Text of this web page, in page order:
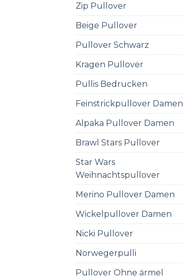
Zip Pullover
Beige Pullover
Pullover Schwarz
Kragen Pullover
Pullis Bedrucken
Feinstrickpullover Damen
Alpaka Pullover Damen
Brawl Stars Pullover
Star Wars
Weihnachtspullover
Merino Pullover Damen
Wickelpullover Damen
Nicki Pullover
Norwegerpulli
Pullover Ohne ärmel